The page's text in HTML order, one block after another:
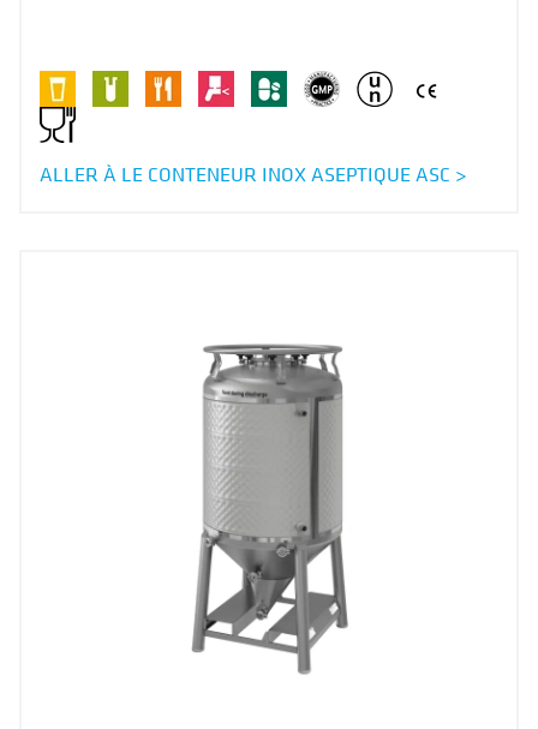
ALLER À LE CONTENEUR INOX ASEPTIQUE ASC >